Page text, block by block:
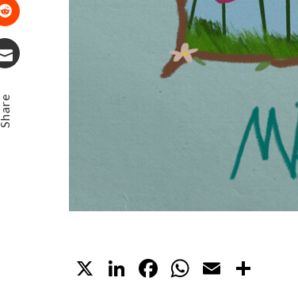
Stumbleupon
X LinkedIn
Facebook
WhatsApp
Email